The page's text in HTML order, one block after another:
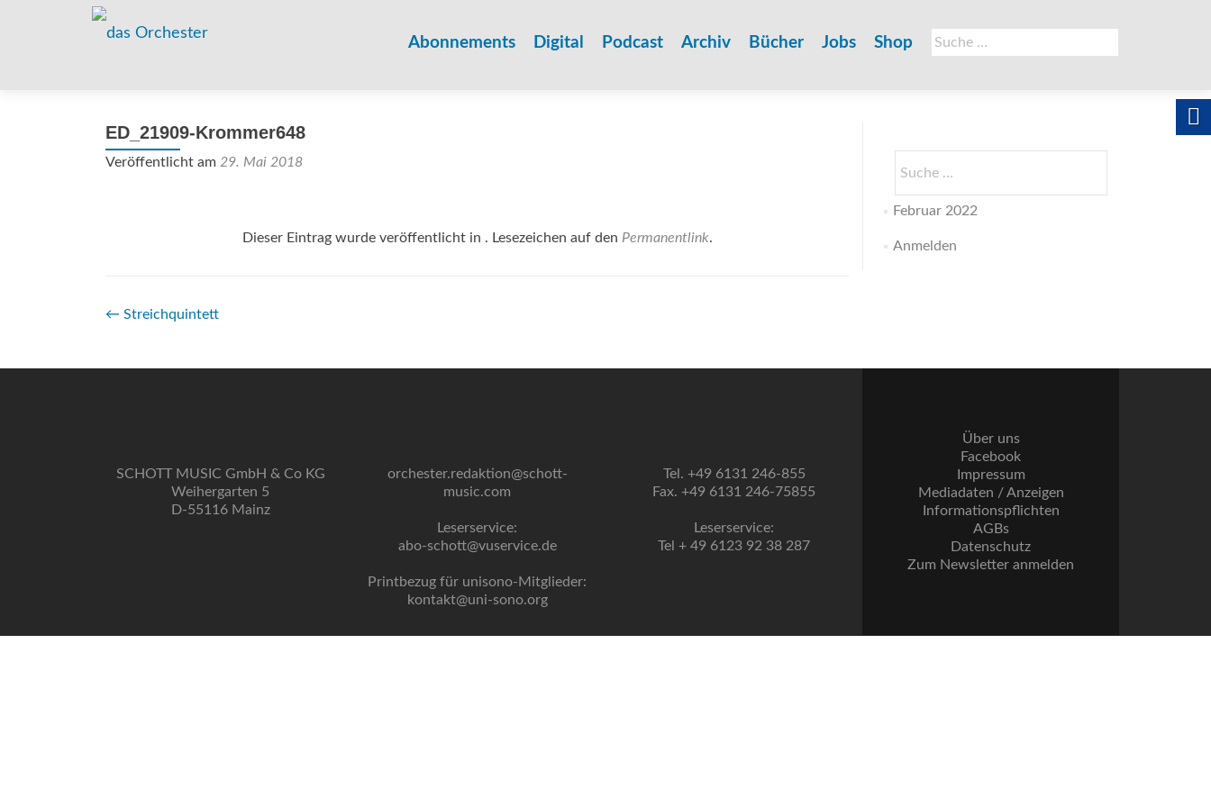
Suche
nach:
Abonnements Digital Podcast Archiv Bücher Jobs Shop
ED_21909-Krommer648
Veröffentlicht am 29. Mai 2018
Dieser Eintrag wurde veröffentlicht in . Lesezeichen auf den Permanentlink.
Beitrags-
← Streichquintett
nach:
Februar 2022
Anmelden
SCHOTT MUSIC GmbH & Co KG
Weihergarten 5
D-55116 Mainz
orchester.redaktion@schott-
music.com
Leserservice:
abo-schott@vuservice.de
Printbezug für unisono-Mitglieder:
kontakt@uni-sono.org
Tel. +49 6131 246-855
Fax. +49 6131 246-75855
Leserservice:
Tel + 49 6123 92 38 287
Über uns
Facebook
Impressum
Mediadaten / Anzeigen
Informationspflichten
AGBs
Datenschutz
Zum Newsletter anmelden